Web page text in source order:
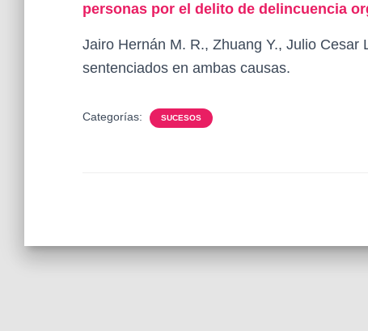
personas por el delito de delincuencia
Jairo Hernán M. R., Zhuang Y., Julio
sentenciados en ambas causas.
Categorías: SUCESOS